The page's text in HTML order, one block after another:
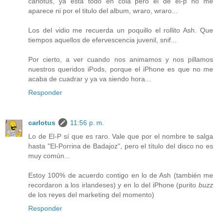
aparece ni por el titulo del album, wraro, wraro...
Los del vidio me recuerda un poquillo el rollito Ash. Que
tiempos aquellos de efervescencia juvenil, snif...
Por cierto, a ver cuando nos animamos y nos pillamos
nuestros queridos iPods, porque el iPhone es que no me
acaba de cuadrar y ya va siendo hora...
Responder
carlotus
11:56 p. m.
Lo de El-P sí que es raro. Vale que por el nombre te salga
hasta "El-Porrina de Badajoz", pero el título del disco no es
muy común...
Estoy 100% de acuerdo contigo en lo de Ash (también me
recordaron a los irlandeses) y en lo del iPhone (purito buzz
de los reyes del marketing del momento)
Responder